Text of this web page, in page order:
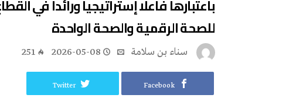
باعتبارها فاعلا إستراتيجيا ورائدا في
للصحة الرقمية والصحة الواحدة
‬سناء‭ ‬بن‭ ‬سلامة 2026-05-08
251
Facebook
Twitter